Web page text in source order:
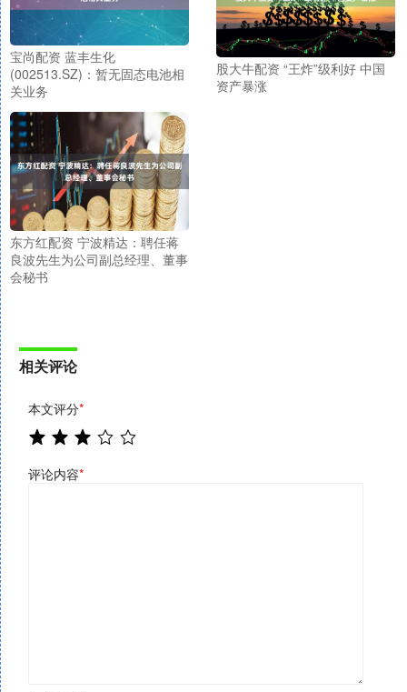
宝尚配资 蓝丰生化
(002513.SZ)：暂无固态电池相
关业务
股大牛配资 “王炸”级利好 中国
资产暴涨
东方红配资 宁波精达：聘任蒋
良波先生为公司副总经理、董事
会秘书
相关评论
本文评分*
评论内容*